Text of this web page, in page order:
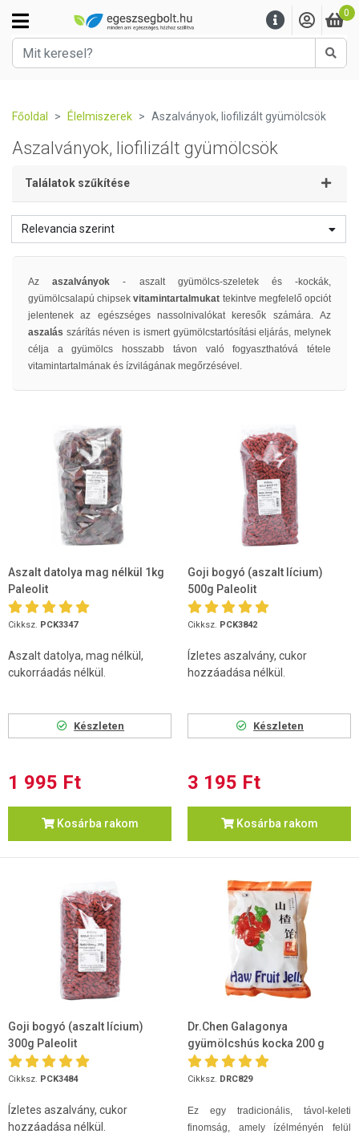
0
Főoldal Élelmiszerek Aszalványok, liofilizált gyümölcsök
Aszalványok, liofilizált gyümölcsök
Találatok szűkítése
Relevancia szerint
Azaszalványok- aszalt gyümölcs-szeletek és -kockák,
gyümölcsalapú chipsekvitamintartalmukat tekintve megfelelő opciót
jelentenek az egészséges nassolnivalókat keresők számára. Az
aszalás szárítás néven is ismert gyümölcstartósítási eljárás, melynek
célja a gyümölcs hosszabb távon való fogyaszthatóvá tétele
vitamintartalmának és ízvilágának megőrzésével.
Aszalt datolya mag nélkül 1kg
Paleolit
Cikksz. PCK3347
Aszalt datolya, mag nélkül,
cukorráadás nélkül.
Készleten
1 995 Ft
Kosárba rakom
Goji bogyó (aszalt lícium)
500g Paleolit
Cikksz. PCK3842
Ízletes aszalvány, cukor
hozzáadása nélkül.
Készleten
3 195 Ft
Kosárba rakom
Goji bogyó (aszalt lícium)
300g Paleolit
Cikksz. PCK3484
Ízletes aszalvány, cukor
hozzáadása nélkül.
Dr.Chen Galagonya
gyümölcshús kocka 200 g
Cikksz. DRC829
Ez egy tradicionális, távol-keleti
finomság, amely ízélményén felül